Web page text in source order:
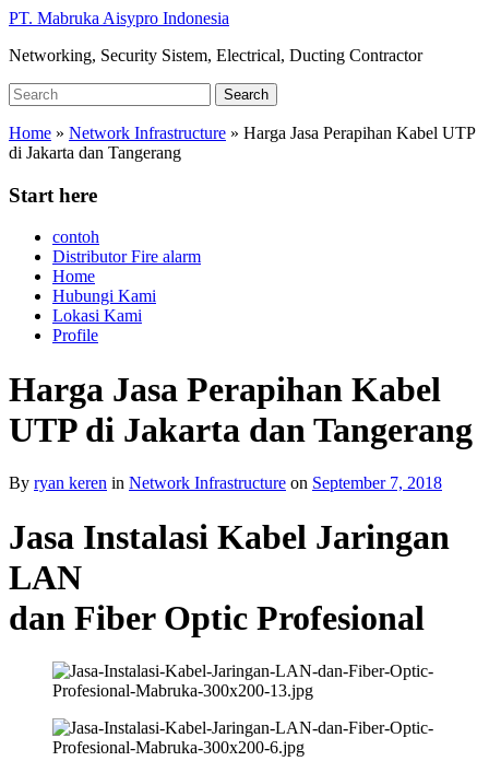
Skip
main
PT. Mabruka Aisypro Indonesia
Networking, Security Sistem, Electrical, Ducting Contractor
Search
for:
Search
Home » Network Infrastructure » Harga Jasa Perapihan Kabel UTP
di Jakarta dan Tangerang
Start here
contoh
Distributor Fire alarm
Home
Hubungi Kami
Lokasi Kami
Profile
Harga Jasa Perapihan Kabel
UTP di Jakarta dan Tangerang
By ryan keren in Network Infrastructure on September 7, 2018
Jasa Instalasi Kabel Jaringan
LAN
dan Fiber Optic Profesional